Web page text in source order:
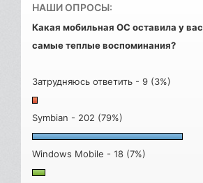
НАШИ ОПРОСЫ:
Какая мобильная ОС оставила у вас
самые теплые воспоминания?
Затрудняюсь ответить - 9 (3%)
Symbian - 202 (79%)
Windows Mobile - 18 (7%)